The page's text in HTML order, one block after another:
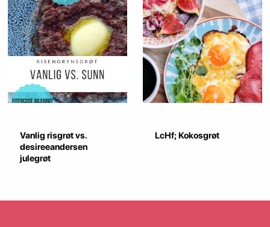
Vanlig risgrøt vs.
desireeandersen
julegrøt
LcHf; Kokosgrøt